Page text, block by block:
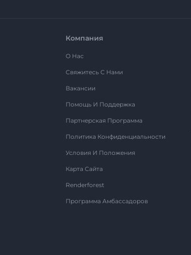
Компания
О Нас
Свяжитесь С Нами
Вакансии
Помощь И Поддержка
Партнерская Программа
Политика Конфиденциальности
Условия И Положения
Карта Сайта
Renderforest
Программа Амбассадоров